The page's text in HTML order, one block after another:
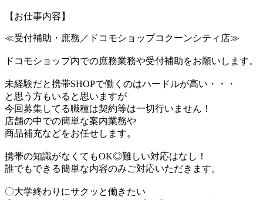
【お仕事内容】
≪受付補助・庶務／ドコモショップコクーンシティ店≫
ドコモショップ内での庶務業務や受付補助をお願いします。
未経験だと携帯SHOPで働くのはハードルが高い・・・
と思う方もいると思いますが
今回募集してる職種は契約等は一切行いません！
店舗の中での簡単な案内業務や
商品補充などをお任せします。
携帯の知識がなくてもOK◎難しい対応はなし！
誰でもできる簡単な内容のみご対応いただきます。
〇大学終わりにサクッと働きたい